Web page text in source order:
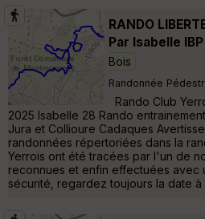
RANDO
Par Isabelle
Bois
Randonnée
Rando Club
2025 Isabelle 28 Rando
Jura et Collioure Cadaques
randonnées répertoriées dans la
Yerrois ont été tracées par l'un de
reconnues et enfin effectuées avec
sécurité, regardez toujours la date à